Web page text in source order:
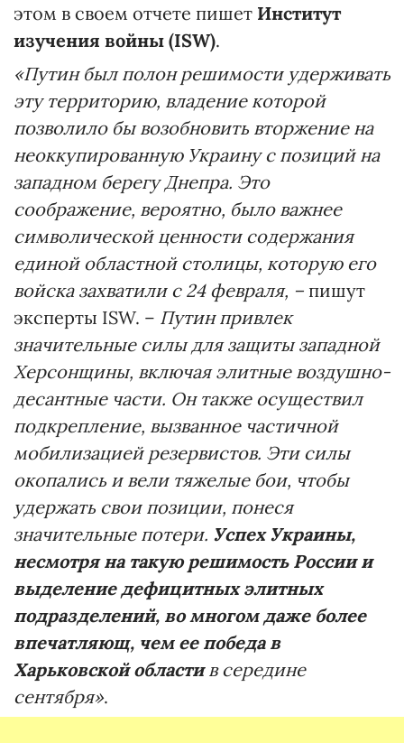
этом в своем отчете пишет Институт
изучения войны (ISW).
«Путин был полон решимости удерживать
эту территорию, владение которой
позволило бы возобновить вторжение на
неоккупированную Украину с позиций на
западном берегу Днепра. Это
соображение, вероятно, было важнее
символической ценности содержания
единой областной столицы, которую его
войска захватили с 24 февраля, – пишут
эксперты ISW. – Путин привлек
значительные силы для защиты западной
Херсонщины, включая элитные воздушно-
десантные части. Он также осуществил
подкрепление, вызванное частичной
мобилизацией резервистов. Эти силы
окопались и вели тяжелые бои, чтобы
удержать свои позиции, понеся
значительные потери. Успех Украины,
несмотря на такую решимость России и
выделение дефицитных элитных
подразделений, во многом даже более
впечатляющ, чем ее победа в
Харьковской областив середине
сентября».